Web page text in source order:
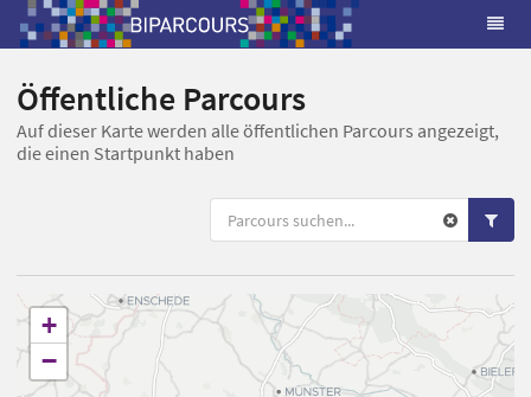
Öffentliche Parcours
Auf dieser Karte werden alle öffentlichen Parcours angezeigt,
die einen Startpunkt haben
+
−